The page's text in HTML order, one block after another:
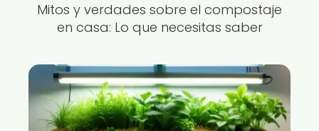
Mitos y verdades sobre el compostaje
en casa: Lo que necesitas saber